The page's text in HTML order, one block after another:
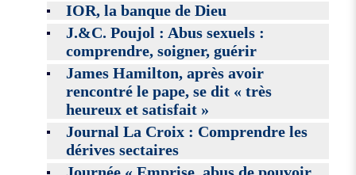
IOR, la banque de Dieu
J.&C. Poujol : Abus sexuels :
comprendre, soigner, guérir
James Hamilton, après avoir
rencontré le pape, se dit « très
heureux et satisfait »
Journal La Croix : Comprendre les
dérives sectaires